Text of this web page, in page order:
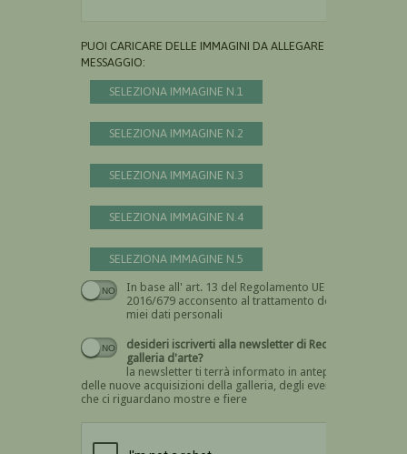
PUOI CARICARE DELLE IMMAGINI DA ALLEGARE AL
MESSAGGIO:
SELEZIONA IMMAGINE N.1
SELEZIONA IMMAGINE N.2
SELEZIONA IMMAGINE N.3
SELEZIONA IMMAGINE N.4
SELEZIONA IMMAGINE N.5
In base all' art. 13 del Regolamento UE n.
2016/679 acconsento al trattamento dei
miei dati personali
Devi dare il consenso
desideri iscriverti alla newsletter di Recta
galleria d'arte?
la newsletter ti terrà informato in anteprima
delle nuove acquisizioni della galleria, degli eventi
che ci riguardano mostre e fiere